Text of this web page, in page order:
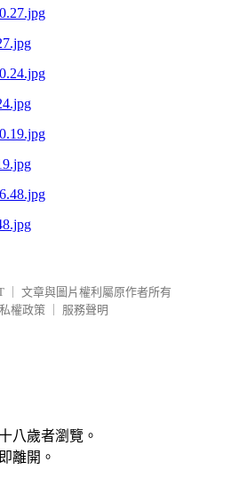
文章與圖片權利屬原作者所有
權政策
服務聲明
八歲者瀏覽。
離開。